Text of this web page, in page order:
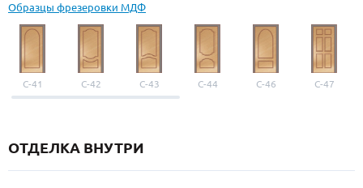
Образцы фрезеровки МДФ
С-41 С-42 С-43 С-44 С-46 С-47
ОТДЕЛКА ВНУТРИ